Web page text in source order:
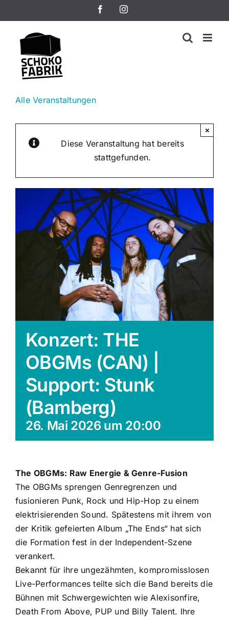
Inhalt
springen
FacebookInstagram
Alle Veranstaltungen
Diese Veranstaltung hat bereits
stattgefunden.
×
Konzert: THE
OBGMs (CAN) |
Support: Stunk
(Bamberg)
26. Mai 2026 um 20:00
The OBGMs: Raw Energie & Genre-Fusion
The OBGMs sprengen Genregrenzen und
fusionieren Punk, Rock und Hip-Hop zu einem
elektrisierenden Sound. Spätestens mit ihrem von
der Kritik gefeierten Album „The Ends“ hat sich
die Formation fest in der Independent-Szene
verankert.
Bekannt für ihre ungezähmten, kompromisslosen
Live-Performances teilte sich die Band bereits die
Bühnen mit Schwergewichten wie Alexisonfire,
Death From Above, PUP und Billy Talent. Ihre